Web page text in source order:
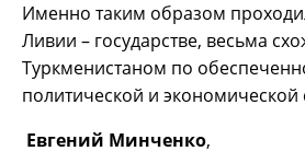
Именно таким образом
Ливии – государстве, весьма
Туркменистаном по
политической и экономической
Евгений Минченко,